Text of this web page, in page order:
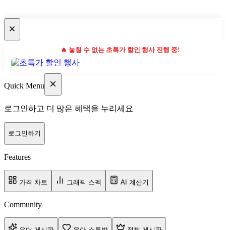
🔥 놓칠 수 없는 초특가 할인 행사 진행 중!
Quick Menu
로그인하고 더 많은 혜택을 누리세요
로그인하기
Features
가격 차트 그래픽 스펙 AI 계산기
Community